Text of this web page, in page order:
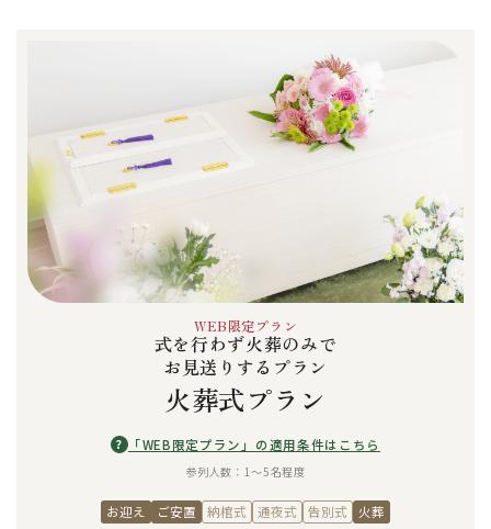
WEB限定プラン
式を行わず火葬のみで
お見送りするプラン
火葬式プラン
? 「WEB限定プラン」の適用条件はこちら
参列人数：1〜5名程度
お迎え ご安置 納棺式 通夜式 告別式 火葬